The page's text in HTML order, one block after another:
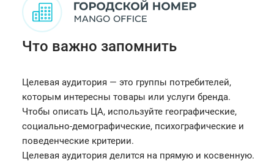
Что важно запомнить
Целевая аудитория — это группы потребителей,
которым интересны товары или услуги бренда.
Чтобы описать ЦА, используйте географические,
социально-демографические, психографические и
поведенческие критерии.
Целевая аудитория делится на прямую и косвенную.